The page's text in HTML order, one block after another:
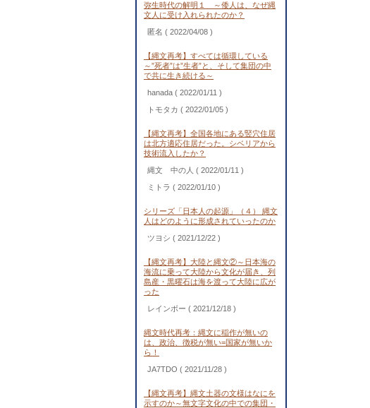
弥生時代の解明１ ～倭人は、なぜ縄
文人に受け入れられたのか？
匿名 ( 2022/04/08 )
【縄文再考】すべては循環している
～”死者”は”生者”と、そして集団の中
で共に生き続ける～
hanada ( 2022/01/11 )
トモタカ ( 2022/01/05 )
【縄文再考】全国各地にある竪穴住居
は北方適応住居だった。シベリアから
技術流入したか？
縄文 中の人 ( 2022/01/11 )
ミトラ ( 2022/01/10 )
シリーズ「日本人の起源」（４） 縄文
人はどのように形成されていったのか
ツヨシ ( 2021/12/22 )
【縄文再考】大陸と縄文②～日本海の
海流に乗って大陸から文化が届き、列
島産・黒曜石は海を渡って大陸に広が
った
レインボー ( 2021/12/18 )
縄文時代再考：縄文に稲作が無いの
は、政治、徴税が無い=国家が無いか
ら！
JA7TDO ( 2021/11/28 )
【縄文再考】縄文土器の文様はなにを
示すのか～無文字文化の中での集団・